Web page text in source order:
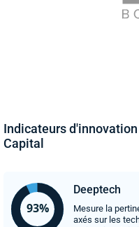
Indicateurs
Capital
Deeptech
Mesure la
axés sur les